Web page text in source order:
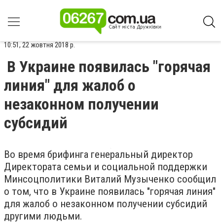
10:51, 22 жовтня 2018 р.
В Украине появилась "горячая
линия" для жалоб о
незаконном получении
субсидий
Во время брифинга генеральный директор
Директората семьи и социальной поддержки
Минсоцполитики Виталий Музыченко сообщил
о том, что в Украине появилась "горячая линия"
для жалоб о незаконном получении субсидий
другими людьми.